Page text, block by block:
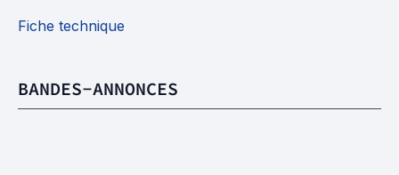
Fiche technique
BANDES-ANNONCES